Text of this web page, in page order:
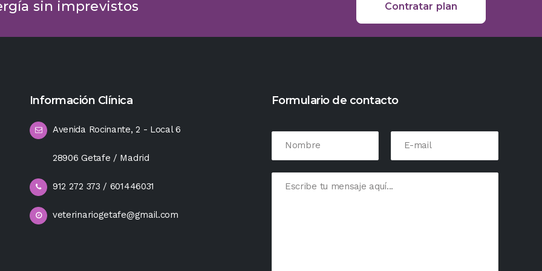
sin imprevistos Contratar plan
Información Clínica
Avenida Rocinante, 2 - Local 6
28906 Getafe / Madrid
912 272 373 / 601446031
veterinariogetafe@gmail.com
Formulario de contacto